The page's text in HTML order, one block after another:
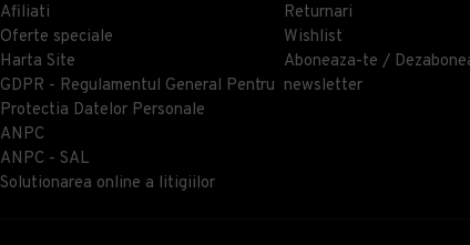
Afiliati
Oferte speciale
Harta Site
GDPR - Regulamentul General Pentru
Protectia Datelor Personale
ANPC
ANPC - SAL
Solutionarea online a litigiilor
Returnari
Wishlist
Aboneaza-te /
newsletter